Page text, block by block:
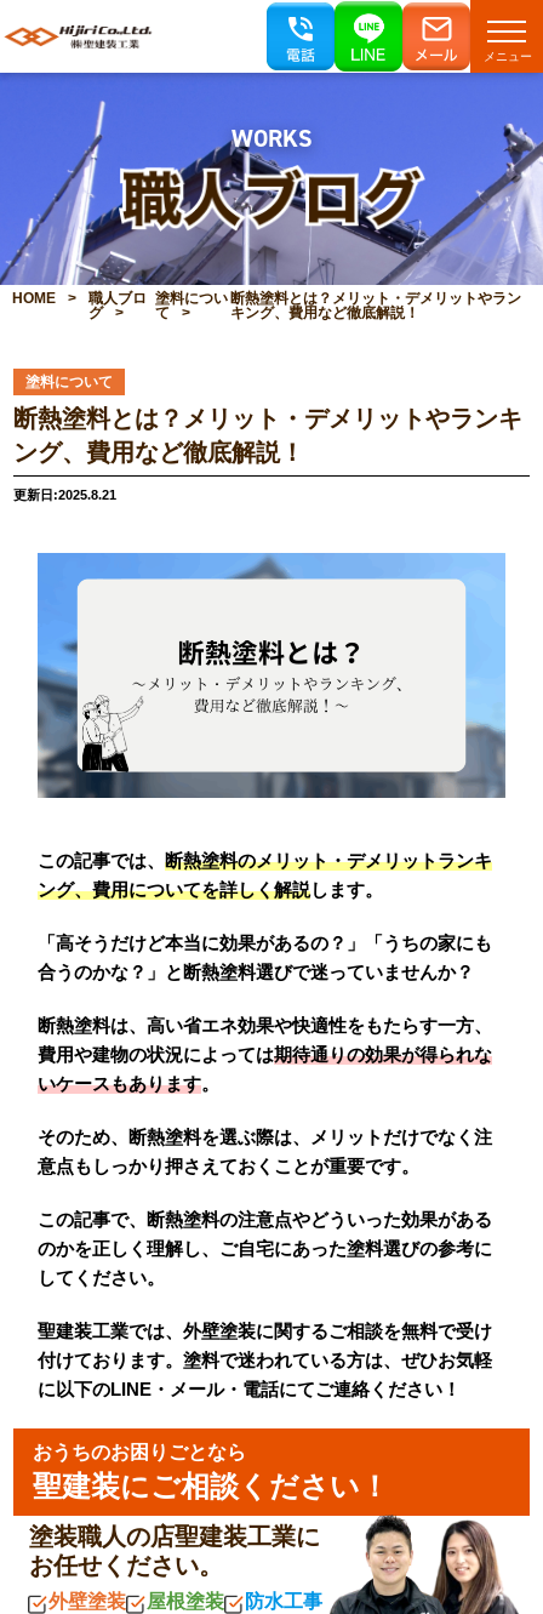
メニュー
WORKS
HOME
職人ブロ
グ
塗料につい
て
断熱塗料とは？メリット・デメリットやラン
キング、費用など徹底解説！
塗料について
断熱塗料とは？メリット・デメリットやランキ
ング、費用など徹底解説！
更新日:2025.8.21
この記事では、断熱塗料のメリット・デメリットランキ
ング、費用についてを詳しく解説します。
「高そうだけど本当に効果があるの？」「うちの家にも
合うのかな？」と断熱塗料選びで迷っていませんか？
断熱塗料は、高い省エネ効果や快適性をもたらす一方、
費用や建物の状況によっては期待通りの効果が得られな
いケースもあります。
そのため、断熱塗料を選ぶ際は、メリットだけでなく注
意点もしっかり押さえておくことが重要です。
この記事で、断熱塗料の注意点やどういった効果がある
のかを正しく理解し、ご自宅にあった塗料選びの参考に
してください。
聖建装工業では、外壁塗装に関するご相談を無料で受け
付けております。塗料で迷われている方は、ぜひお気軽
に以下のLINE・メール・電話にてご連絡ください！
おうちのお困りごとなら
聖建装にご相談ください！
塗装職人の店聖建装工業に
お任せください。
外壁塗装 屋根塗装
防水工事